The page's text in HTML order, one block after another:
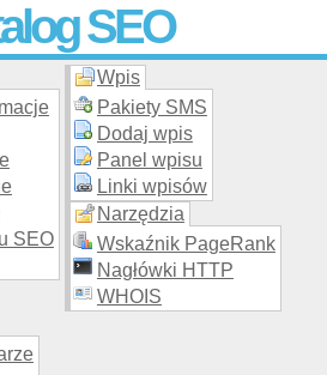
SEO
stron WWW –
katalogu za darmo!
SEO
Wpis
Pakiety SMS
Dodaj wpis
Panel wpisu
Linki wpisów
Narzędzia
Wskaźnik PageRank
Nagłówki HTTP
WHOIS